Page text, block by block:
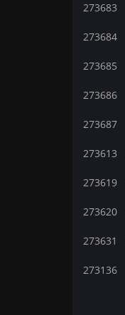
273683
273684
273685
273686
273687
273613
273619
273620
273631
273136